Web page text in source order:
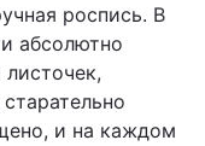
роспись. В
абсолютно
и на каждом